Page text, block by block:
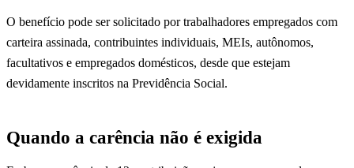
O benefício pode ser solicitado por trabalhadores empregados com
carteira assinada, contribuintes individuais, MEIs, autônomos,
facultativos e empregados domésticos, desde que estejam
devidamente inscritos na Previdência Social.
Quando a carência não é exigida